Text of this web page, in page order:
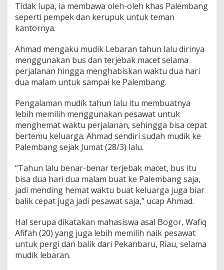
e
r
v
i
t
s
Tidak lupa, ia membawa oleh-oleh khas Palembang
seperti pempek dan kerupuk untuk teman
kantornya.
Ahmad mengaku mudik Lebaran tahun lalu dirinya
menggunakan bus dan terjebak macet selama
perjalanan hingga menghabiskan waktu dua hari
dua malam untuk sampai ke Palembang.
Pengalaman mudik tahun lalu itu membuatnya
lebih memilih menggunakan pesawat untuk
menghemat waktu perjalanan, sehingga bisa cepat
bertemu keluarga. Ahmad sendiri sudah mudik ke
Palembang sejak Jumat (28/3) lalu.
“Tahun lalu benar-benar terjebak macet, bus itu
bisa dua hari dua malam buat ke Palembang saja,
jadi mending hemat waktu buat keluarga juga biar
balik cepat juga jadi pesawat saja,” ucap Ahmad.
Hal serupa dikatakan mahasiswa asal Bogor, Wafiq
Afifah (20) yang juga lebih memilih naik pesawat
untuk pergi dan balik dari Pekanbaru, Riau, selama
mudik lebaran.